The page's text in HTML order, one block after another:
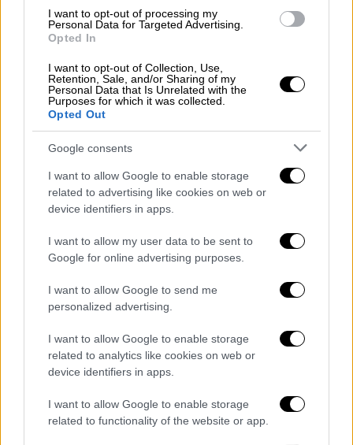
I want to opt-out of processing my
Personal Data for Targeted Advertising.
Opted In
I want to opt-out of Collection, Use,
Retention, Sale, and/or Sharing of my
Personal Data that Is Unrelated with the
Purposes for which it was collected.
Opted Out
Google consents
I want to allow Google to enable storage
related to advertising like cookies on web or
device identifiers in apps.
I want to allow my user data to be sent to
Google for online advertising purposes.
I want to allow Google to send me
personalized advertising.
I want to allow Google to enable storage
related to analytics like cookies on web or
device identifiers in apps.
I want to allow Google to enable storage
related to functionality of the website or app.
Η επικεφαλής για τις αγορές της
Hargreaves
Lansdown
πρώτη μεγάλη τράπεζα που θεωρείται
πολύ μεγάλη για να αποτύχει και παίρνει
έκτακτη βοήθεια», προσθέτοντας ότι «η
βοήθεια των 54 δισεκ. δολαρίων ανακόπτει
τις ανησυχίες για μεγαλύτερες αναλήψεις
από την τράπεζα και τις συνέπειες για άλλα
πιστωτικά ιδρύματα στο κόσμο που είναι
εκτεθειμένα στη λειτουργία της».
Το κόστος ασφάλισης ομολόγων της Credit
Suisse από τον κίνδυνο χρεοκοπίας (CDS)
έκανε βουτιά μετά τη χθεσινή άνοδό του σε
επίπεδα που σημειώνονται όταν υπάρχει
Συνεδριάζει η κυβέρνηση της
Σε αυτό το πλαίσιο, ηομοσπονδιακή